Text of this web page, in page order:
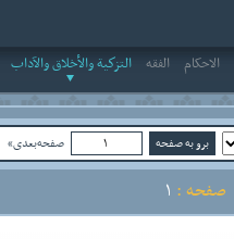
الاحکام الفقه التزكية والأخلاق والآداب
صفحه‌بعدی»
صفحه :